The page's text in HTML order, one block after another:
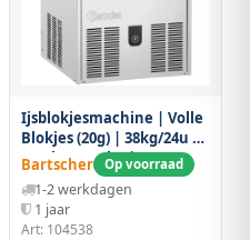
Ijsblokjesmachine | Volle
Blokjes (20g) | 38kg/24u |
Bunker 11.5kg |
Luchtgekoeld |
545x400x690(h)mm
Bartscher Op voorraad
1-2 werkdagen
1 jaar
Art: 104538